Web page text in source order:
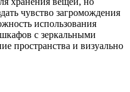
чувство загромождения
использования
с зеркальными
пространства и визуально